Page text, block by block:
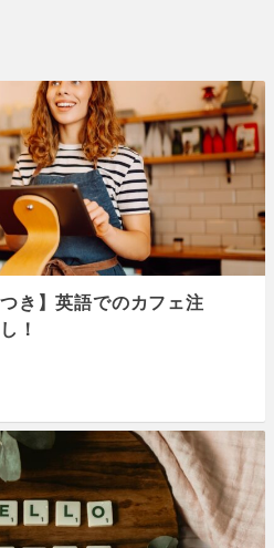
き】英語でのカフェ注
！